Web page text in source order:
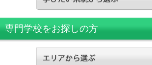
専門学校をお探しの方